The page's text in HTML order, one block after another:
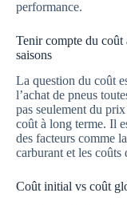
performance.
Tenir compte du coût
saisons
La question du coût
l’achat de pneus
pas seulement du
coût à long terme. Il
des facteurs comme
carburant et les coûts
Coût initial vs coût